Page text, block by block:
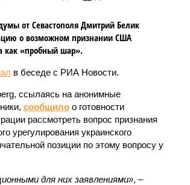
от Севастополя Дмитрий Белик
о возможном признании США
как «пробный шар».
в беседе с РИА Новости.
ссылаясь на анонимные
сообщилоо готовности
рассмотреть вопрос признания
урегулирования украинского
позиции по этому вопросу у
для них заявлениями», –